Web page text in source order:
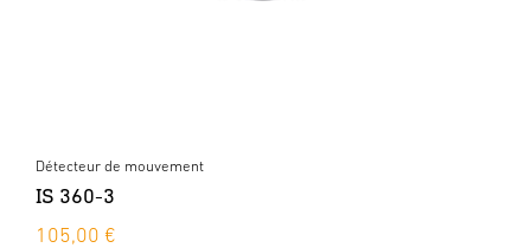
Détecteur de mouvement
IS 360-3
105,00 €